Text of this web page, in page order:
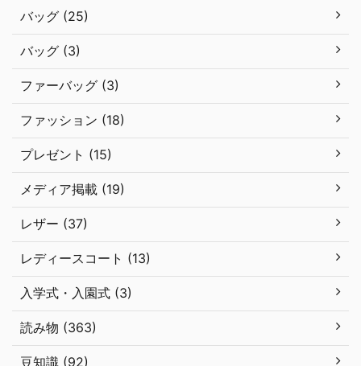
バッグ (25)
バッグ (3)
ファーバッグ (3)
ファッション (18)
プレゼント (15)
メディア掲載 (19)
レザー (37)
レディースコート (13)
入学式・入園式 (3)
読み物 (363)
豆知識 (92)